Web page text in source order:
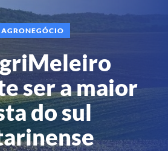
AGRONEGÓCIO
ser a maior
do sul